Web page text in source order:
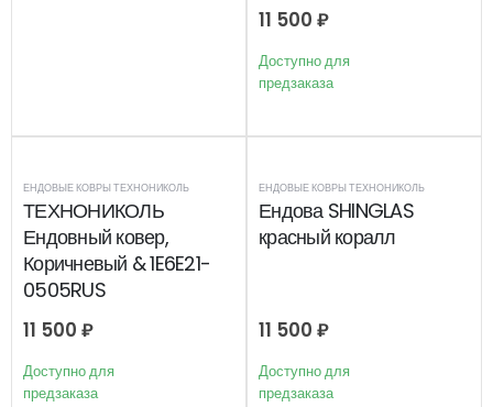
11 500 ₽
Доступно для
предзаказа
ЕНДОВЫЕ КОВРЫ ТЕХНОНИКОЛЬ
ТЕХНОНИКОЛЬ
Ендовный ковер,
Коричневый & 1E6E21-
0505RUS
11 500 ₽
Доступно для
предзаказа
ЕНДОВЫЕ КОВРЫ ТЕХНОНИКОЛЬ
Ендова SHINGLAS
красный коралл
11 500 ₽
Доступно для
предзаказа